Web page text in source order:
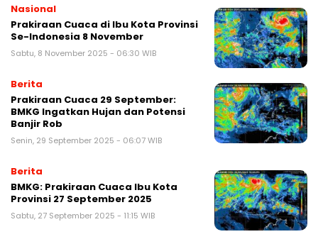
Nasional
Prakiraan Cuaca di Ibu Kota Provinsi
Se-Indonesia 8 November
Sabtu, 8 November 2025 - 06:30 WIB
Berita
Prakiraan Cuaca 29 September:
BMKG Ingatkan Hujan dan Potensi
Banjir Rob
Senin, 29 September 2025 - 06:07 WIB
Berita
BMKG: Prakiraan Cuaca Ibu Kota
Provinsi 27 September 2025
Sabtu, 27 September 2025 - 11:15 WIB